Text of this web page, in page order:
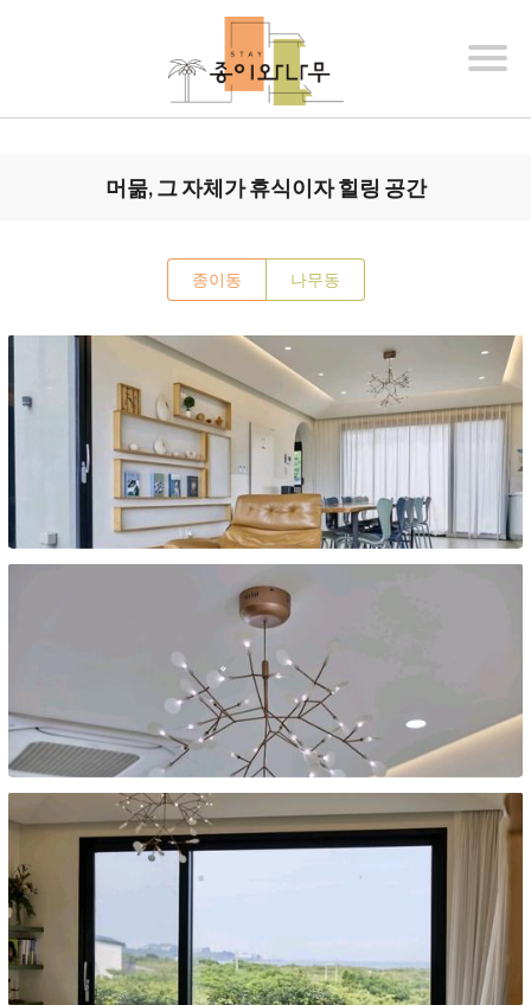
머묾, 그 자체가 휴식이자 힐링 공간
종이동 나무동
종이동
종이동
종이동